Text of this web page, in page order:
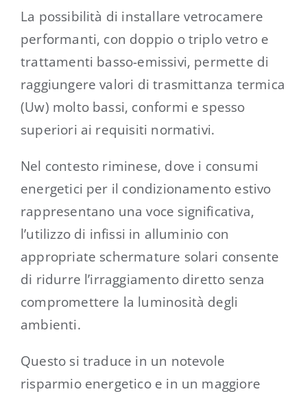
La possibilità di installare vetrocamere
performanti, con doppio o triplo vetro e
trattamenti basso-emissivi, permette di
raggiungere valori di trasmittanza termica
(Uw) molto bassi, conformi e spesso
superiori ai requisiti normativi.
Nel contesto riminese, dove i consumi
energetici per il condizionamento estivo
rappresentano una voce significativa,
l’utilizzo di infissi in alluminio con
appropriate schermature solari consente
di ridurre l’irraggiamento diretto senza
compromettere la luminosità degli
ambienti.
Questo si traduce in un notevole
risparmio energetico e in un maggiore